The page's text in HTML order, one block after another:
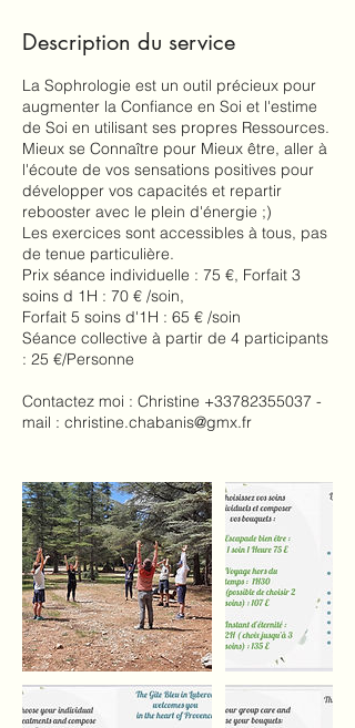
Description du service
La Sophrologie est un outil précieux pour
augmenter la Confiance en Soi et l'estime
de Soi en utilisant ses propres Ressources.
Mieux se Connaître pour Mieux être, aller à
l'écoute de vos sensations positives pour
développer vos capacités et repartir
rebooster avec le plein d'énergie ;)
Les exercices sont accessibles à tous, pas
de tenue particulière.
Prix séance individuelle : 75 €, Forfait 3
soins d 1H : 70 € /soin,
Forfait 5 soins d'1H : 65 € /soin
Séance collective à partir de 4 participants
: 25 €/Personne
Contactez moi : Christine +33782355037 -
mail : christine.chabanis@gmx.fr